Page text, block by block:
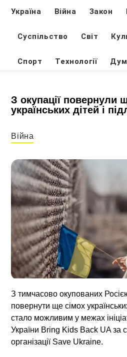
Україна Війна Закон
Суспільство Світ
Спорт Технології
З окупації повернули
українських дітей і
Війна
З тимчасово окупованих
повернути ще сімох
стало можливим у межах
України Bring Kids Back UA за
організації Save Ukraine.